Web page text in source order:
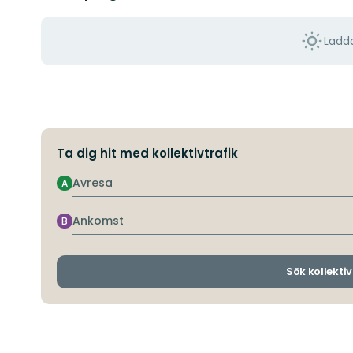
Ta dig hit med kollektivtrafik
Avresa
A
Ankomst
B
Sök